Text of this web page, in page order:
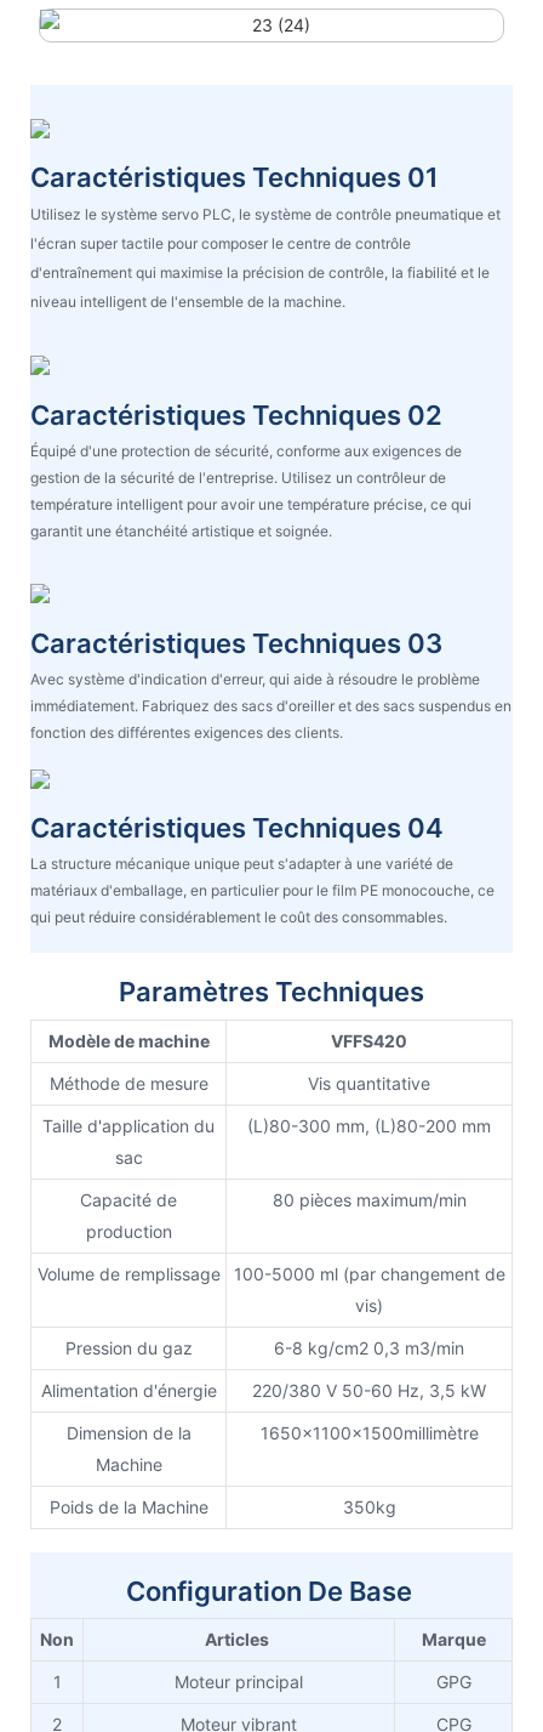
Caractéristiques Techniques 01
Utilisez le système servo PLC, le système de contrôle pneumatique et
l'écran super tactile pour composer le centre de contrôle
d'entraînement qui maximise la précision de contrôle, la fiabilité et le
niveau intelligent de l'ensemble de la machine.
Caractéristiques Techniques 02
Équipé d'une protection de sécurité, conforme aux exigences de
gestion de la sécurité de l'entreprise. Utilisez un contrôleur de
température intelligent pour avoir une température précise, ce qui
garantit une étanchéité artistique et soignée.
Caractéristiques Techniques 03
Avec système d'indication d'erreur, qui aide à résoudre le problème
immédiatement. Fabriquez des sacs d'oreiller et des sacs suspendus en
fonction des différentes exigences des clients.
Caractéristiques Techniques 04
La structure mécanique unique peut s'adapter à une variété de
matériaux d'emballage, en particulier pour le film PE monocouche, ce
qui peut réduire considérablement le coût des consommables.
Paramètres Techniques
Modèle de machine VFFS420
Méthode de mesure Vis quantitative
Taille d'application du
sac
(L)80-300 mm, (L)80-200 mm
Capacité de
production
80 pièces maximum/min
Volume de remplissage
100-5000 ml (par changement de
vis)
Pression du gaz 6-8 kg/cm2 0,3 m3/min
Alimentation d'énergie 220/380 V 50-60 Hz, 3,5 kW
Dimension de la
Machine
1650x1100x1500millimètre
Poids de la Machine 350kg
Configuration De Base
Non Articles Marque
1 Moteur principal GPG
2 Moteur vibrant CPG